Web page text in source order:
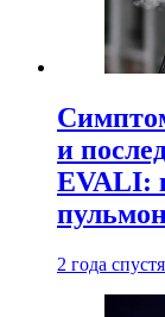
и
EVALI:
2 года спустя